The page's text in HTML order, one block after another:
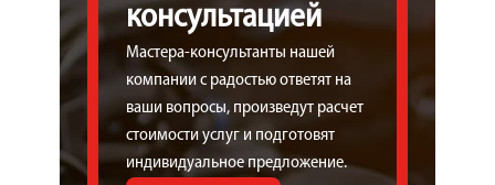
консультацией
Мастера-консультанты нашей
компании с радостью ответят на
ваши вопросы, произведут расчет
стоимости услуг и подготовят
индивидуальное предложение.